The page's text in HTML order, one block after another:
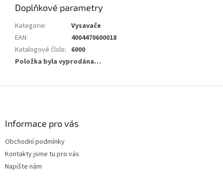
Doplňkové parametry
Kategorie:
Vysavače
EAN:
4004470600018
Katalogové číslo: 6000
Položka byla vyprodána…
Informace pro vás
Obchodní podmínky
Kontakty jsme tu pro vás
Napište nám